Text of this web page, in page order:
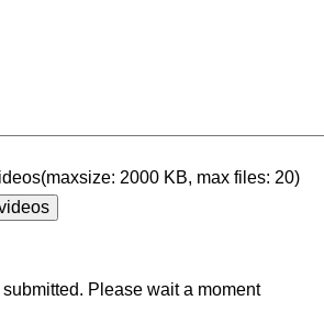
2000 KB, max files: 20)
Please wait a moment